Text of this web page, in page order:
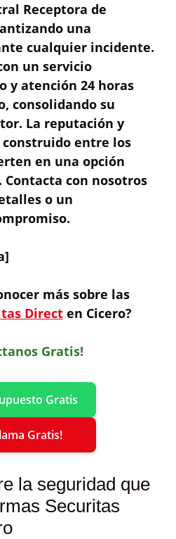
Receptora de
una
cualquier incidente.
un servicio
y atención 24 horas
consolidando su
La reputación y
entre los
en una opción
Contacta con nosotros
o un
.
más sobre las
Direct en Cicero?
Gratis!
Gratis
Gratis!
la seguridad que
Securitas